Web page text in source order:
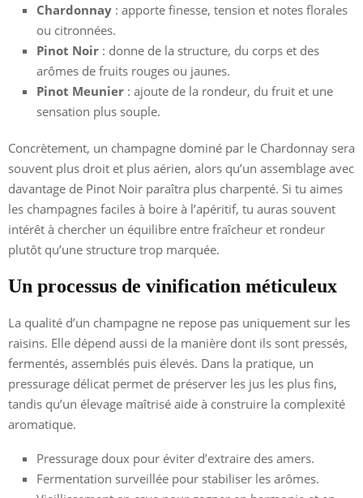
Chardonnay : apporte finesse, tension et notes florales
ou citronnées.
Pinot Noir : donne de la structure, du corps et des
arômes de fruits rouges ou jaunes.
Pinot Meunier : ajoute de la rondeur, du fruit et une
sensation plus souple.
Concrètement, un champagne dominé par le Chardonnay sera
souvent plus droit et plus aérien, alors qu’un assemblage avec
davantage de Pinot Noir paraîtra plus charpenté. Si tu aimes
les champagnes faciles à boire à l’apéritif, tu auras souvent
intérêt à chercher un équilibre entre fraîcheur et rondeur
plutôt qu’une structure trop marquée.
Un processus de vinification méticuleux
La qualité d’un champagne ne repose pas uniquement sur les
raisins. Elle dépend aussi de la manière dont ils sont pressés,
fermentés, assemblés puis élevés. Dans la pratique, un
pressurage délicat permet de préserver les jus les plus fins,
tandis qu’un élevage maîtrisé aide à construire la complexité
aromatique.
Pressurage doux pour éviter d’extraire des amers.
Fermentation surveillée pour stabiliser les arômes.